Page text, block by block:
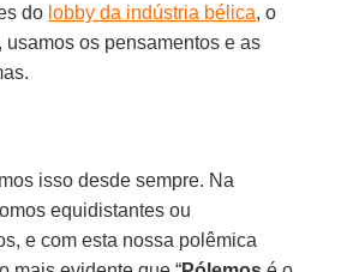
do lobby da indústria bélica, o
usamos os pensamentos e as
isso desde sempre. Na
equidistantes ou
e com esta nossa polêmica